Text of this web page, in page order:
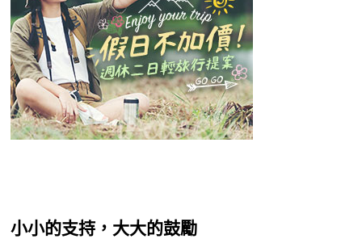
小小的支持，大大的鼓勵